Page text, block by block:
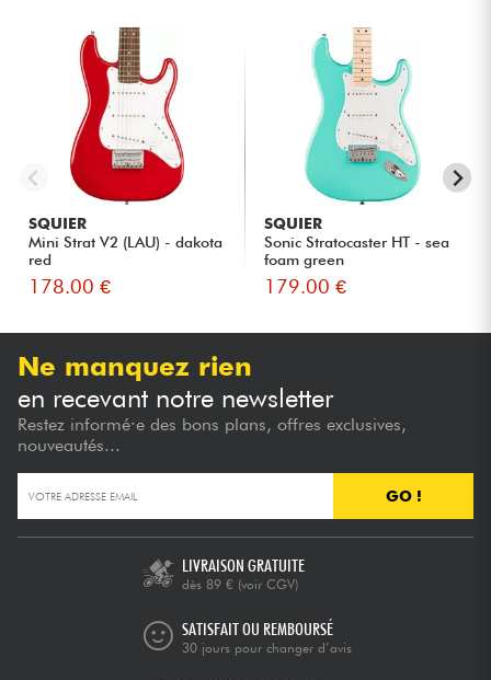
SQUIER
Mini Strat V2 (LAU) - dakota
red
178.00 €
SQUIER
Sonic Stratocaster HT - sea
foam green
179.00 €
Ne manquez rien
en recevant notre newsletter
Restez informé·e des bons plans, offres exclusives,
nouveautés...
GO !
LIVRAISON GRATUITE
dès 89 € (voir CGV)
SATISFAIT OU REMBOURSÉ
30 jours pour changer d’avis